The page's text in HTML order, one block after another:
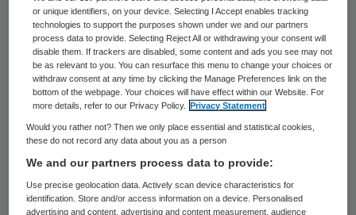
kwart (24 procent). In de ziekenhuissector
nam het percentage verliesgevende
instellingen weliswaar af, maar het aandeel
verliesgevende instellingen was in de
verpleeghuis-, verzorgingshuis- en
thuiszorgsector 39 procent.
In de vier zorgsectoren zijn de
bedrijfskosten meer gestegen dan de
bedrijfsopbrengsten, aldus het CBS. De
or unique identifiers, on your device. Selecting I Accept enables tracking
technologies to support the purposes shown under we and our partners
process data to provide. Selecting Reject All or withdrawing your consent will
disable them. If trackers are disabled, some content and ads you see may not
be as relevant to you. You can resurface this menu to change your choices or
withdraw consent at any time by clicking the Manage Preferences link on the
bottom of the webpage. Your choices will have effect within our Website. For
more details, refer to our Privacy Policy.
Privacy Statement
Would you rather not? Then we only place essential and statistical cookies,
these do not record any data about you as a person
We and our partners process data to provide:
Use precise geolocation data. Actively scan device characteristics for
identification. Store and/or access information on a device. Personalised
advertising and content, advertising and content measurement, audience